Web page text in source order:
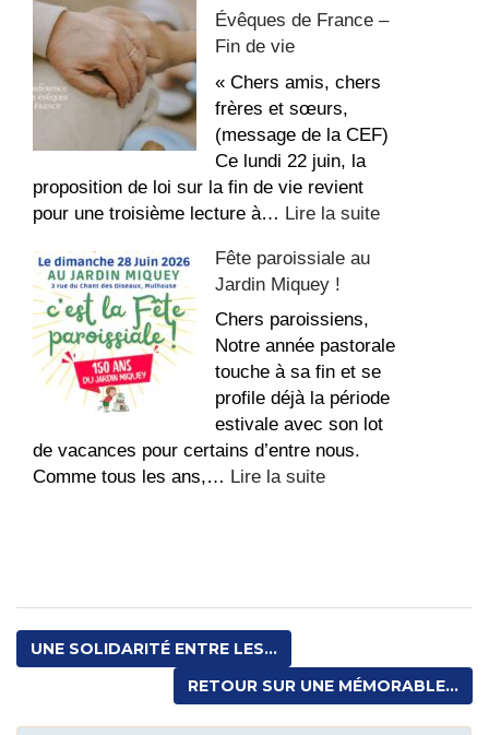
du
bon
été
!
Évêques de France –
Fin de vie
« Chers amis, chers
frères et sœurs,
(message de la CEF)
Ce lundi 22 juin, la
proposition de loi sur la fin de vie revient
pour une troisième lecture à… Lire la suite:
France
–
Fin
de
Fête paroissiale au
Jardin Miquey !
Chers paroissiens,
Notre année pastorale
touche à sa fin et se
profile déjà la période
estivale avec son lot
de vacances pour certains d’entre nous.
Comme tous les ans,… Lire la suite:
Miquey
UNE SOLIDARITÉ ENTRE LES...
RETOUR SUR UNE MÉMORABLE...